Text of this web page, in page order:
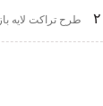
طرح تراکت لایه